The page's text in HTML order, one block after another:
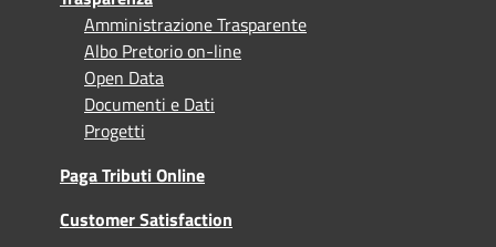
Amministrazione Trasparente
Albo Pretorio on-line
Open Data
Documenti e Dati
Progetti
Paga Tributi Online
Customer Satisfaction